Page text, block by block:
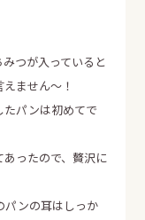
つが入っていると
ません～！
たパンは初めてで
ったので、贅沢に
パンの耳はしっか